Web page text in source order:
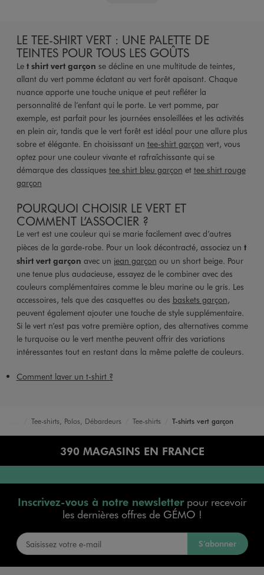
LE TEE-SHIRT VERT : UNE PALETTE DE
TEINTES POUR TOUS LES GOÛTS
Le t shirt vert garçon se décline en une multitude de teintes,
allant du vert pomme éclatant au vert forêt apaisant. Chaque
nuance apporte une touche unique et peut refléter la
personnalité de l’enfant qui le porte. Le vert pomme, par
exemple, est parfait pour les journées ensoleillées et les activités
en plein air, tandis que le vert forêt est idéal pour une allure plus
sobre et élégante. En choisissant un tee-shirt garçon vert, vous
optez pour une couleur vivante et rafraîchissante qui se
démarque des classiques tee shirt bleu garçon et tee shirt rouge
garçon
POURQUOI CHOISIR LE VERT ET
COMMENT L’ASSOCIER ?
Le vert est une couleur qui se marie facilement avec d’autres
pièces de la garde-robe. Pour un look décontracté, associez un t
shirt vert garçon avec un jean garçon ou un short beige. Pour
une tenue plus audacieuse, essayez de le combiner avec des
couleurs complémentaires comme le bleu marine ou le gris. Les
accessoires, tels que des casquettes ou des baskets garçon,
peuvent également ajouter une touche de style supplémentaire.
Si le vert n’est pas votre première option, des alternatives comme
le turquoise ou le vert menthe peuvent offrir des variations
intéressantes tout en restant dans la même palette de couleurs.
Comment laver un t-shirt ?
GarçonTee-shirts, Polos, Débardeurs Tee-shirts T-shirts vert garçon
390 MAGASINS EN FRANCE
Inscrivez-vous à notre newsletterpour recevoir
les dernières offres de GÉMO !
S’abonner